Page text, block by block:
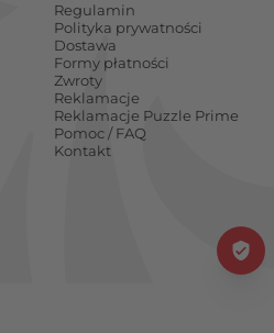
Regulamin
Polityka prywatności
Dostawa
Formy płatności
Zwroty
Reklamacje
Reklamacje Puzzle Prime
Pomoc / FAQ
Kontakt